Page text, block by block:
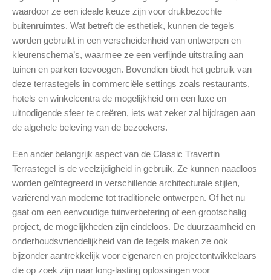
waardoor ze een ideale keuze zijn voor drukbezochte
buitenruimtes. Wat betreft de esthetiek, kunnen de tegels
worden gebruikt in een verscheidenheid van ontwerpen en
kleurenschema’s, waarmee ze een verfijnde uitstraling aan
tuinen en parken toevoegen. Bovendien biedt het gebruik van
deze terrastegels in commerciële settings zoals restaurants,
hotels en winkelcentra de mogelijkheid om een luxe en
uitnodigende sfeer te creëren, iets wat zeker zal bijdragen aan
de algehele beleving van de bezoekers.
Een ander belangrijk aspect van de Classic Travertin
Terrastegel is de veelzijdigheid in gebruik. Ze kunnen naadloos
worden geïntegreerd in verschillende architecturale stijlen,
variërend van moderne tot traditionele ontwerpen. Of het nu
gaat om een eenvoudige tuinverbetering of een grootschalig
project, de mogelijkheden zijn eindeloos. De duurzaamheid en
onderhoudsvriendelijkheid van de tegels maken ze ook
bijzonder aantrekkelijk voor eigenaren en projectontwikkelaars
die op zoek zijn naar long-lasting oplossingen voor